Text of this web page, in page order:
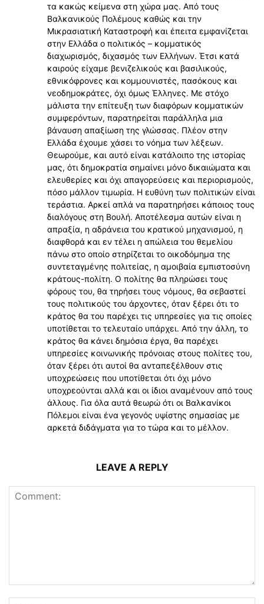
τα κακώς κείμενα στη χώρα μας. Από τους
Βαλκανικούς Πολέμους καθώς και την
Μικρασιατική Καταστροφή και έπειτα εμφανίζεται
στην Ελλάδα ο πολιτικός – κομματικός
διαχωρισμός, διχασμός των Ελλήνων. Έτσι κατά
καιρούς είχαμε βενιζελικούς και βασιλικούς,
εθνικόφρονες και κομμουνιστές, πασόκους και
νεοδημοκράτες, όχι όμως Έλληνες. Με στόχο
μάλιστα την επίτευξη των διαφόρων κομματικών
συμφερόντων, παρατηρείται παράλληλα μια
βάναυση απαξίωση της γλώσσας. Πλέον στην
Ελλάδα έχουμε χάσει το νόημα των λέξεων.
Θεωρούμε, και αυτό είναι κατάλοιπο της ιστορίας
μας, ότι δημοκρατία σημαίνει μόνο δικαιώματα και
ελευθερίες και όχι απαγορεύσεις και περιορισμούς,
πόσο μάλλον τιμωρία. Η ευθύνη των πολιτικών είναι
τεράστια. Αρκεί απλά να παρατηρήσει κάποιος τους
διαλόγους στη Βουλή. Αποτέλεσμα αυτών είναι η
απραξία, η αδράνεια του κρατικού μηχανισμού, η
διαφθορά και εν τέλει η απώλεια του θεμελίου
πάνω στο οποίο στηρίζεται το οικοδόμημα της
συντεταγμένης πολιτείας, η αμοιβαία εμπιστοσύνη
κράτους-πολίτη. Ο πολίτης θα πληρώσει τους
φόρους του, θα τηρήσει τους νόμους, θα σεβαστεί
τους πολιτικούς του άρχοντες, όταν ξέρει ότι το
κράτος θα του παρέχει τις υπηρεσίες για τις οποίες
υποτίθεται το τελευταίο υπάρχει. Από την άλλη, το
κράτος θα κάνει δημόσια έργα, θα παρέχει
υπηρεσίες κοινωνικής πρόνοιας στους πολίτες του,
όταν ξέρει ότι αυτοί θα ανταπεξέλθουν στις
υποχρεώσεις που υποτίθεται ότι όχι μόνο
υποχρεούνται αλλά και οι ίδιοι αναμένουν από τους
άλλους. Για όλα αυτά θεωρώ ότι οι Βαλκανίκοι
Πόλεμοι είναι ένα γεγονός υψίστης σημασίας με
αρκετά διδάγματα για το τώρα και το μέλλον.
LEAVE A REPLY